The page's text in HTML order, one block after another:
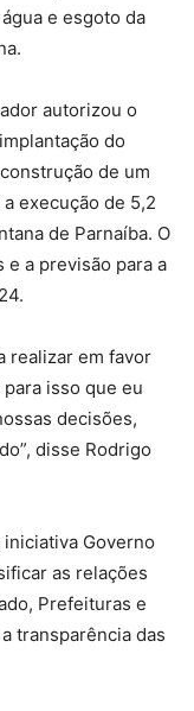
e esgoto da
autorizou o
do
de um
execução de 5,2
de Parnaíba. O
a previsão para a
realizar em favor
isso que eu
decisões,
disse Rodrigo
Governo
as relações
Prefeituras e
transparência das